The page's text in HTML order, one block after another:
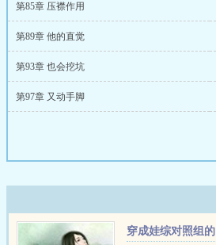
第85章 压襟作用
第89章 他的直觉
第93章 也会挖坑
第97章 又动手脚
穿成娃综对照组的